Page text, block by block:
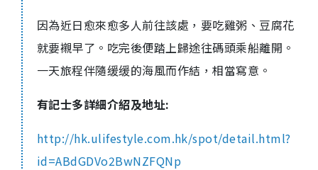
因為近日愈來愈多人前往該處，要吃雞粥、豆腐花
就要襯早了。吃完後便踏上歸途往碼頭乘船離開。
一天旅程伴隨缓缓的海風而作結，相當寫意。
有記士多詳細介紹及地址:
http://hk.ulifestyle.com.hk/spot/detail.html?
id=ABdGDVo2BwNZFQNp